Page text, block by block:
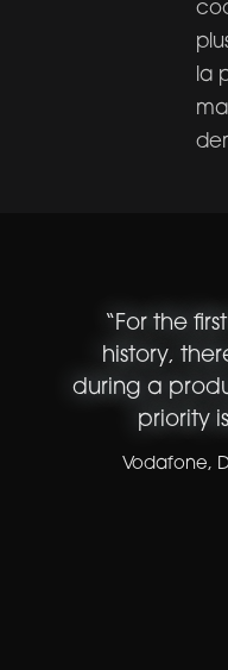
la
“For the
history,
during a
priority
Vodafone,